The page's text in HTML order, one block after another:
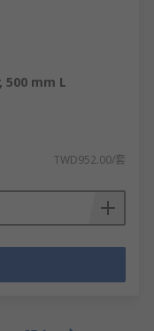
500 mm L
TWD952.00/套